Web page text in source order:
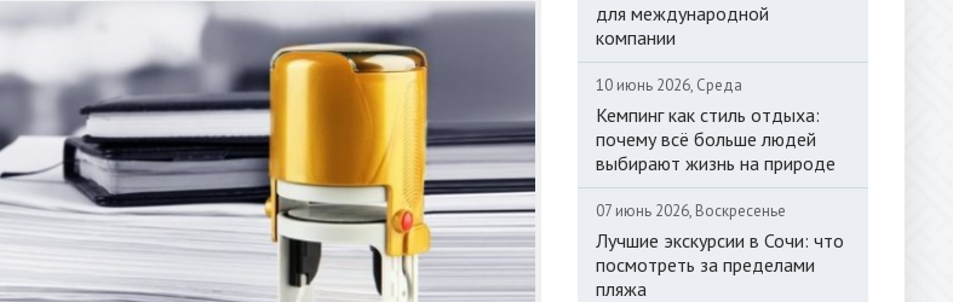
для международной
компании
10 июнь 2026, Среда
Кемпинг как стиль отдыха:
почему всё больше людей
выбирают жизнь на природе
07 июнь 2026, Воскресенье
Лучшие экскурсии в Сочи: что
посмотреть за пределами
пляжа